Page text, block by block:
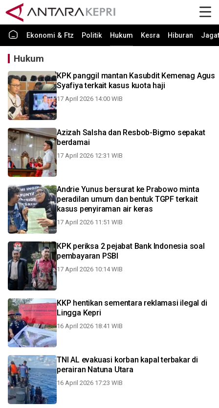
Ekonomi & Ftz Politik Hukum Kesra Hiburan Jagat
Hukum
KPK panggil mantan Kasubdit Kemenag Agus
Syafiya terkait kasus kuota haji
17 April 2026 14:00 WIB
Azizah Salsha dan Resbob-Bigmo sepakat
berdamai
17 April 2026 12:31 WIB
Andrie Yunus bersurat ke Prabowo minta
peradilan umum dan bentuk TGPF terkait
kasus penyiraman air keras
17 April 2026 11:51 WIB
KPK periksa 2 pejabat Bank Indonesia soal
pembayaran PSBI
17 April 2026 10:14 WIB
KKP hentikan sementara reklamasi ilegal di
Lingga Kepri
16 April 2026 18:41 WIB
TNI AL evakuasi korban kapal terbakar di
perairan Natuna Utara
16 April 2026 17:23 WIB